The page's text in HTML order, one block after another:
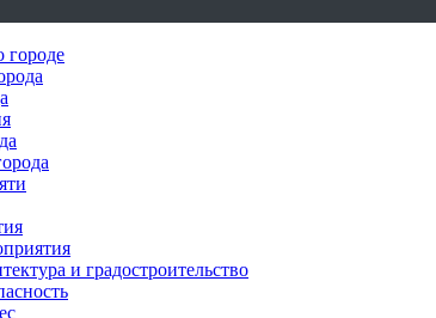
городе
и градостроительство